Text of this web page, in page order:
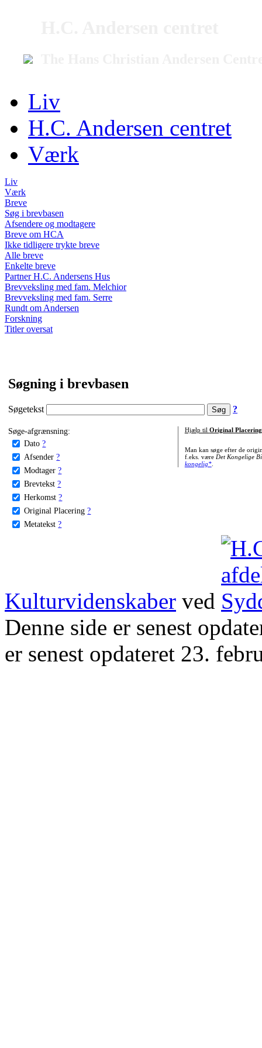
Liv
H.C. Andersen centret
Værk
Liv
Værk
Breve
Søg i brevbasen
Afsendere og modtagere
Breve om HCA
Ikke tidligere trykte breve
Alle breve
Enkelte breve
Partner H.C. Andersens Hus
Brevveksling med fam. Melchior
Brevveksling med fam. Serre
Rundt om Andersen
Forskning
Titler oversat
Søgning i brevbasen
Søgetekst ?
Søge-afgrænsning:
Dato ?
Afsender ?
Modtager ?
Brevtekst ?
Herkomst ?
Original Placering ?
Metatekst ?
Hjælp til Original Placering
Man kan søge efter de
f.eks. være Det Kongelige
kongelig*.
Kulturvidenskaber ved
Denne side er senest
er senest opdateret 23.